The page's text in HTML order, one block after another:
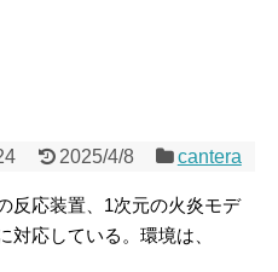
2025/4/8 cantera
反応装置、1次元の火炎モデ
応している。環境は、